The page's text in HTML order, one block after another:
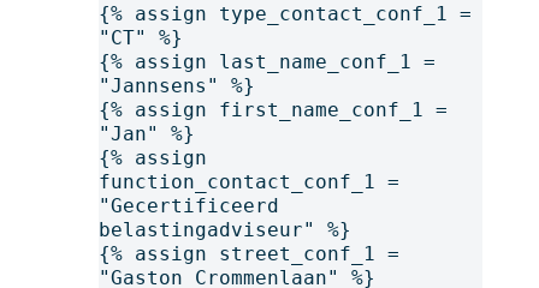
{% assign type_contact_conf_1 =
"CT" %}
{% assign last_name_conf_1 =
"Jannsens" %}
{% assign first_name_conf_1 =
"Jan" %}
{% assign
function_contact_conf_1 =
"Gecertificeerd
belastingadviseur" %}
{% assign street_conf_1 =
"Gaston Crommenlaan" %}